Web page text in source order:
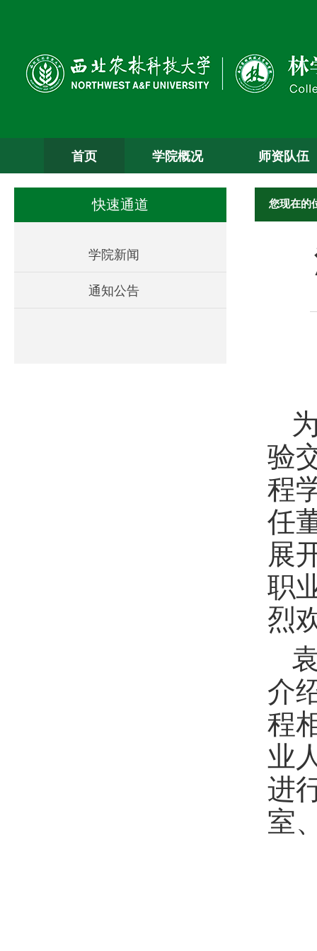
首页 学院概况 师资队伍
快速通道
学院新闻
通知公告
您现在的
验
程
任
展
职
烈
介
程
业
进
室